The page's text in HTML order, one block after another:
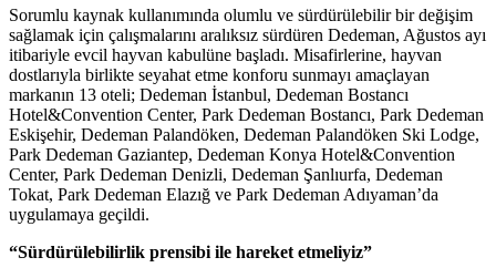
Sorumlu kaynak kullanımında olumlu ve sürdürülebilir bir değişim
sağlamak için çalışmalarını aralıksız sürdüren Dedeman, Ağustos ayı
itibariyle evcil hayvan kabulüne başladı. Misafirlerine, hayvan
dostlarıyla birlikte seyahat etme konforu sunmayı amaçlayan
markanın 13 oteli; Dedeman İstanbul, Dedeman Bostancı
Hotel&Convention Center, Park Dedeman Bostancı, Park Dedeman
Eskişehir, Dedeman Palandöken, Dedeman Palandöken Ski Lodge,
Park Dedeman Gaziantep, Dedeman Konya Hotel&Convention
Center, Park Dedeman Denizli, Dedeman Şanlıurfa, Dedeman
Tokat, Park Dedeman Elazığ ve Park Dedeman Adıyaman’da
uygulamaya geçildi.
“Sürdürülebilirlik prensibi ile hareket etmeliyiz”